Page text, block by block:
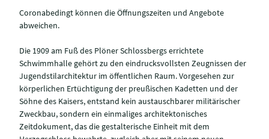
Coronabedingt können die Öffnungszeiten und Angebote
abweichen.
Die 1909 am Fuß des Plöner Schlossbergs errichtete
Schwimmhalle gehört zu den eindrucksvollsten Zeugnissen der
Jugendstilarchitektur im öffentlichen Raum. Vorgesehen zur
körperlichen Ertüchtigung der preußischen Kadetten und der
Söhne des Kaisers, entstand kein austauschbarer militärischer
Zweckbau, sondern ein einmaliges architektonisches
Zeitdokument, das die gestalterische Einheit mit dem